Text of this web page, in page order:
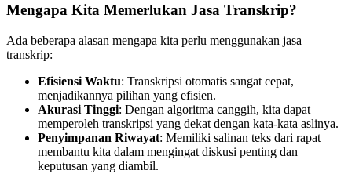
Mengapa Kita Memerlukan Jasa Transkrip?
Ada beberapa alasan mengapa kita perlu menggunakan jasa
transkrip:
Efisiensi Waktu: Transkripsi otomatis sangat cepat,
menjadikannya pilihan yang efisien.
Akurasi Tinggi: Dengan algoritma canggih, kita dapat
memperoleh transkripsi yang dekat dengan kata-kata aslinya.
Penyimpanan Riwayat: Memiliki salinan teks dari rapat
membantu kita dalam mengingat diskusi penting dan
keputusan yang diambil.